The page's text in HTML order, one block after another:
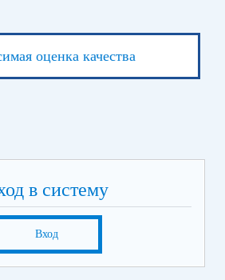
оценка качества
в систему
Вход